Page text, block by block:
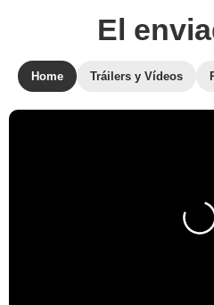
El
Home Tráilers y Vídeos